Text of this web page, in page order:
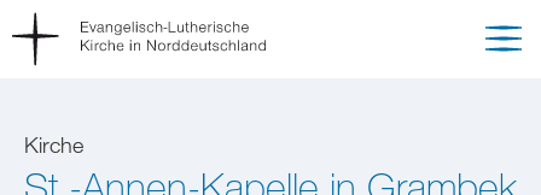
Kirche